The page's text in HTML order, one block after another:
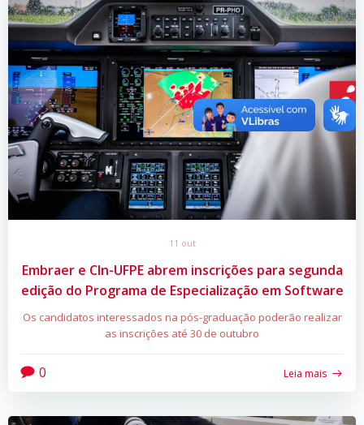
11 out
Embraer e CIn-UFPE abrem inscrições para segunda
edição do Programa de Especialização em Software
Os candidatos interessados na pós-graduação poderão realizar
as inscrições até 30 de outubro
0 Leia mais